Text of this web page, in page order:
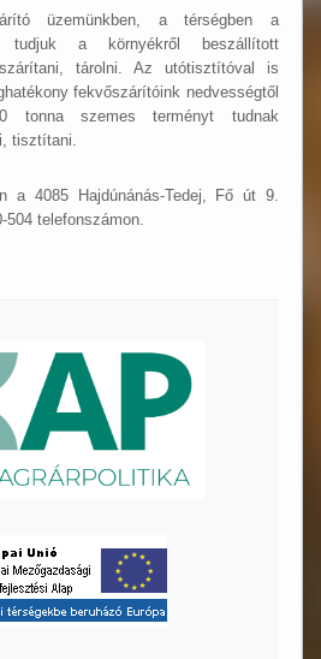
üzemünkben, a térségben a
tudjuk a környékről beszállított
tárolni. Az utótisztítóval is
fekvőszárítóink nedvességtől
tonna szemes terményt tudnak
tisztítani.
a 4085 Hajdúnánás-Tedej, Fő út 9.
telefonszámon.